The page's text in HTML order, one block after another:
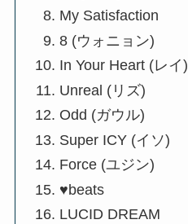
My Satisfaction
8 (ウォニョン)
In Your Heart (レイ)
Unreal (リズ)
Odd (ガウル)
Super ICY (イソ)
Force (ユジン)
♥beats
LUCID DREAM